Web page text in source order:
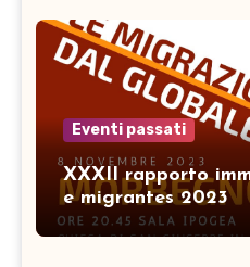
Eventi passati
XXXII rapporto
e migrantes 2023